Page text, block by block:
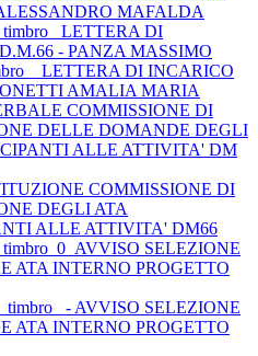
MAFALDA
_LETTERA DI
- PANZA MASSIMO
_ LETTERA DI INCARICO
AMALIA MARIA
COMMISSIONE DI
DELLE DOMANDE DEGLI
ALLE ATTIVITA' DM
COMMISSIONE DI
DEGLI ATA
ALLE ATTIVITA' DM66
SELEZIONE
ATA INTERNO PROGETTO
timbro _- AVVISO SELEZIONE
ATA INTERNO PROGETTO